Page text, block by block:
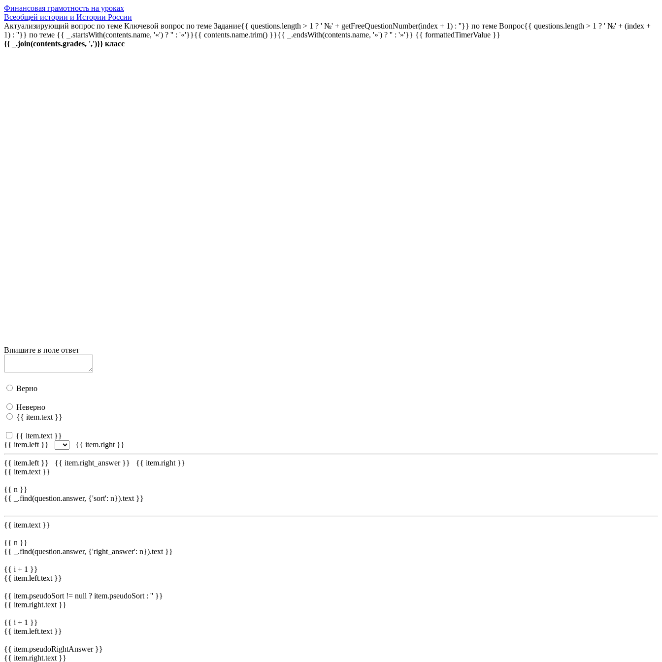
Финансовая грамотность на уроках
Всеобщей истории и Истории России
Актуализирующий вопрос по теме Ключевой вопрос по теме Задание{{ questions.length > 1 ? ' №' + getFreeQuestionNumber(index + 1) : ''}} по теме Вопрос{{ questions.length > 1 ? ' №' + (index +
1) : ''}} по теме {{ _.startsWith(contents.name, '«') ? '' : '«'}}{{ contents.name.trim() }}{{ _.endsWith(contents.name, '»') ? '' : '»'}} {{ formattedTimerValue }}
{{ _.join(contents.grades, ',')}} класс
Впишите в поле ответ
Верно
Неверно
{{ item.text }}
{{ item.text }}
{{ item.left }}
{{ item.right }}
{{ item.left }} {{ item.right_answer }}
{{ item.right }}
{{ item.text }}
{{ n }}
{{ _.find(question.answer, {'sort': n}).text }}
{{ item.text }}
{{ n }}
{{ _.find(question.answer, {'right_answer': n}).text }}
{{ i + 1 }}
{{ item.left.text }}
{{ item.pseudoSort != null ? item.pseudoSort : '' }}
{{ item.right.text }}
{{ i + 1 }}
{{ item.left.text }}
{{ item.pseudoRightAnswer }}
{{ item.right.text }}